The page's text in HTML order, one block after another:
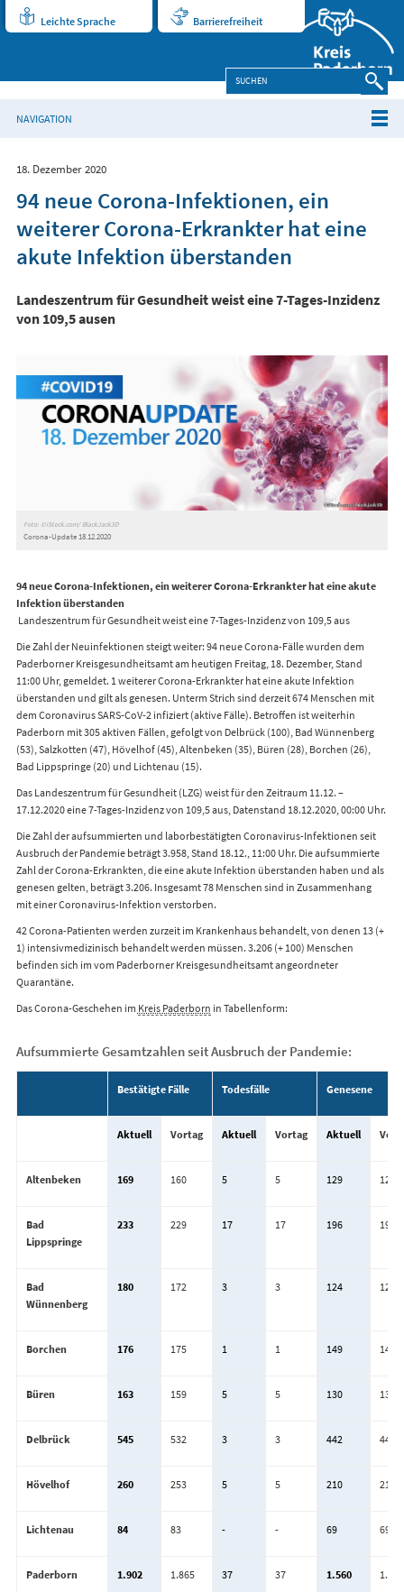
Leichte Sprache Barrierefreiheit
NAVIGATION
18. Dezember 2020
94 neue Corona-Infektionen, ein
weiterer Corona-Erkrankter hat eine
akute Infektion überstanden
Landeszentrum für Gesundheit weist eine 7-Tages-Inzidenz
von 109,5 ausen
Foto: ©iStock.com/ BlackJack3D
Corona-Update 18.12.2020
94 neue Corona-Infektionen, ein weiterer Corona-Erkrankter hat eine akute
Infektion überstanden
Landeszentrum für Gesundheit weist eine 7-Tages-Inzidenz von 109,5 aus
Die Zahl der Neuinfektionen steigt weiter: 94 neue Corona-Fälle wurden dem
Paderborner Kreisgesundheitsamt am heutigen Freitag, 18. Dezember, Stand
11:00 Uhr, gemeldet. 1 weiterer Corona-Erkrankter hat eine akute Infektion
überstanden und gilt als genesen. Unterm Strich sind derzeit 674 Menschen mit
dem Coronavirus SARS-CoV-2 infiziert (aktive Fälle). Betroffen ist weiterhin
Paderborn mit 305 aktiven Fällen, gefolgt von Delbrück (100), Bad Wünnenberg
(53), Salzkotten (47), Hövelhof (45), Altenbeken (35), Büren (28), Borchen (26),
Bad Lippspringe (20) und Lichtenau (15).
Das Landeszentrum für Gesundheit (LZG) weist für den Zeitraum 11.12. –
17.12.2020 eine 7-Tages-Inzidenz von 109,5 aus, Datenstand 18.12.2020, 00:00 Uhr.
Die Zahl der aufsummierten und laborbestätigten Coronavirus-Infektionen seit
Ausbruch der Pandemie beträgt 3.958, Stand 18.12., 11:00 Uhr. Die aufsummierte
Zahl der Corona-Erkrankten, die eine akute Infektion überstanden haben und als
genesen gelten, beträgt 3.206. Insgesamt 78 Menschen sind in Zusammenhang
mit einer Coronavirus-Infektion verstorben.
42 Corona-Patienten werden zurzeit im Krankenhaus behandelt, von denen 13 (+
1) intensivmedizinisch behandelt werden müssen. 3.206 (+ 100) Menschen
befinden sich im vom Paderborner Kreisgesundheitsamt angeordneter
Quarantäne.
Das Corona-Geschehen im Kreis Paderborn in Tabellenform:
Aufsummierte Gesamtzahlen seit Ausbruch der Pandemie:
Bestätigte Fälle Todesfälle Genesene
Aktuell Vortag Aktuell Vortag Aktuell
Altenbeken 169 160 5 5 129 129
Bad
Lippspringe
233 229 17 17 196 196
Bad
Wünnenberg
180 172 3 3 124 124
Borchen 176 175 1 1 149 149
Büren 163 159 5 5 130 130
Delbrück 545 532 3 3 442 442
Hövelhof 260 253 5 5 210 210
Lichtenau 84 83 - - 69 69
Paderborn 1.902 1.865 37 37 1.560 1.559